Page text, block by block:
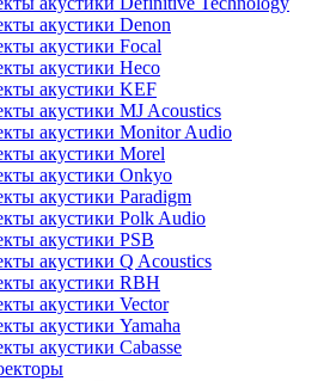
акустики Denon
акустики Focal
акустики Heco
акустики KEF
акустики MJ Acoustics
акустики Monitor Audio
акустики Morel
акустики Onkyo
акустики Paradigm
акустики Polk Audio
акустики PSB
акустики Q Acoustics
акустики RBH
акустики Vector
акустики Yamaha
акустики Сabasse